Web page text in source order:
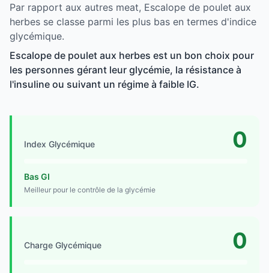
Par rapport aux autres meat, Escalope de poulet aux
herbes se classe parmi les plus bas en termes d'indice
glycémique.
Escalope de poulet aux herbes est un bon choix pour
les personnes gérant leur glycémie, la résistance à
l'insuline ou suivant un régime à faible IG.
Index Glycémique 0
Bas GI
Meilleur pour le contrôle de la glycémie
Charge Glycémique 0